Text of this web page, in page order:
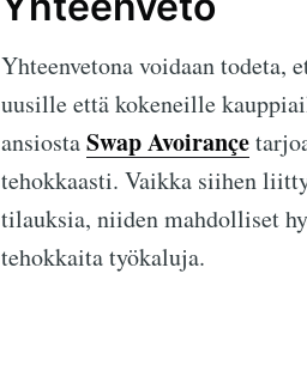
Yhteenvetona voidaan todeta,
uusille että kokeneille
ansiostaSwap Avoirançe
tehokkaasti. Vaikka siihen
tilauksia, niiden mahdolliset
tehokkaita työkaluja.